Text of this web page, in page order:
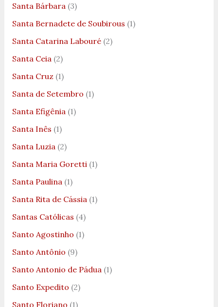
Santa Bárbara(3)
Santa Bernadete de Soubirous (1)
Santa Catarina Labouré(2)
Santa Ceia(2)
Santa Cruz (1)
Santa de Setembro (1)
Santa Efigênia(1)
Santa Inês (1)
Santa Luzia(2)
Santa Maria Goretti(1)
Santa Paulina(1)
Santa Rita de Cássia(1)
Santas Católicas (4)
Santo Agostinho (1)
Santo Antônio (9)
Santo Antonio de Pádua(1)
Santo Expedito (2)
Santo Floriano (1)